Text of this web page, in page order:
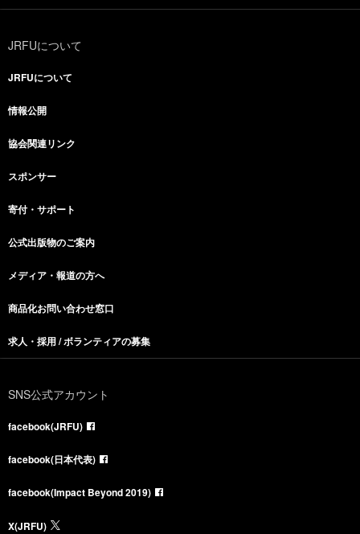
JRFUについて
JRFUについて
情報公開
協会関連リンク
スポンサー
寄付・サポート
公式出版物のご案内
メディア・報道の方へ
商品化お問い合わせ窓口
求人・採用 / ボランティアの募集
SNS公式アカウント
facebook(JRFU)
facebook(日本代表)
facebook(Impact Beyond 2019)
X(JRFU)